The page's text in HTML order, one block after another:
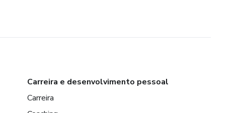
Carreira e desenvolvimento pessoal
Carreira